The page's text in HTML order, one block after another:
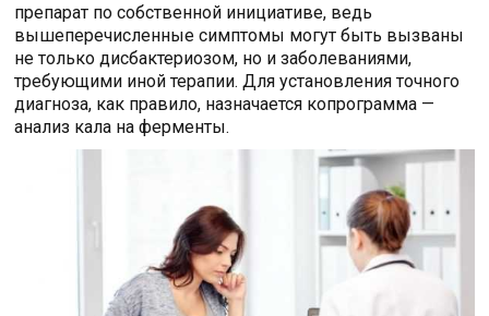
препарат по собственной инициативе, ведь
вышеперечисленные симптомы могут быть вызваны
не только дисбактериозом, но и заболеваниями,
требующими иной терапии. Для установления точного
диагноза, как правило, назначается копрограмма —
анализ кала на ферменты.